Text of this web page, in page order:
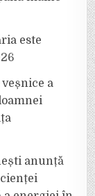
este
a
anunță